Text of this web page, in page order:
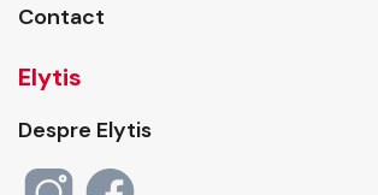
Contact
Elytis
Despre Elytis